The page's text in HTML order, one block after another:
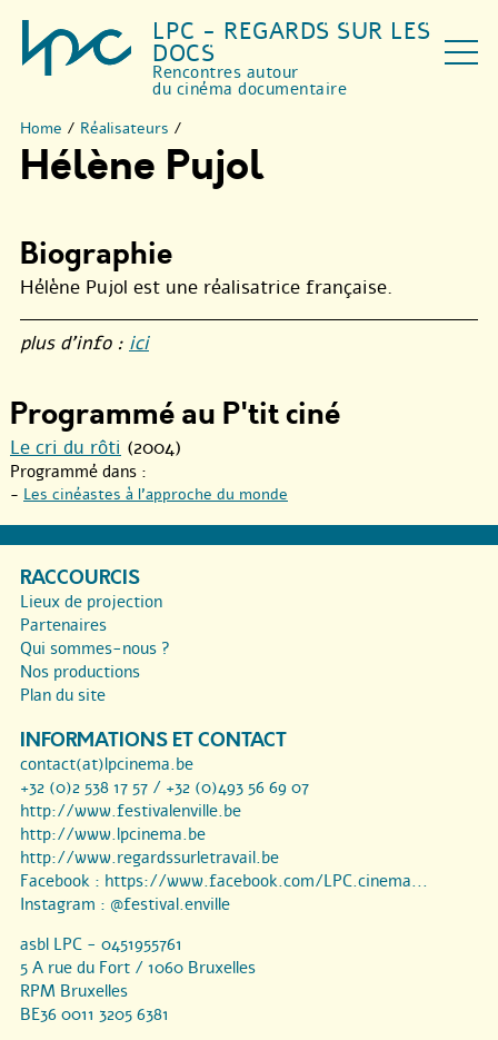
LPC - REGARDS SUR LES
DOCS
Rencontres autour
du cinéma documentaire
Home / Réalisateurs /
Hélène Pujol
Biographie
Hélène Pujol est une réalisatrice française.
plus d’info : ici
Programmé au P'tit ciné
Le cri du rôti (2004)
Programmé dans :
- Les cinéastes à l’approche du monde
RACCOURCIS
Lieux de projection
Partenaires
Qui sommes-nous ?
Nos productions
Plan du site
INFORMATIONS ET CONTACT
contact(at)lpcinema.be
+32 (0)2 538 17 57 / +32 (0)493 56 69 07
http://www.festivalenville.be
http://www.lpcinema.be
http://www.regardssurletravail.be
Facebook : https://www.facebook.com/LPC.cinema...
Instagram : @festival.enville
asbl LPC - 0451955761
5 A rue du Fort / 1060 Bruxelles
RPM Bruxelles
BE36 0011 3205 6381